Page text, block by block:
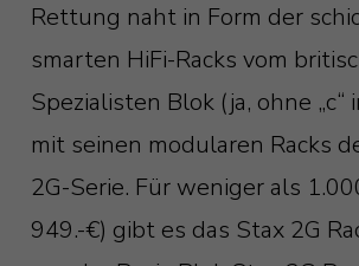
Rettung naht in Form der
smarten HiFi-Racks vom
Spezialisten Blok (ja, ohne „c“
mit seinen modularen Racks
2G-Serie. Für weniger als
949.-€) gibt es das Stax 2G